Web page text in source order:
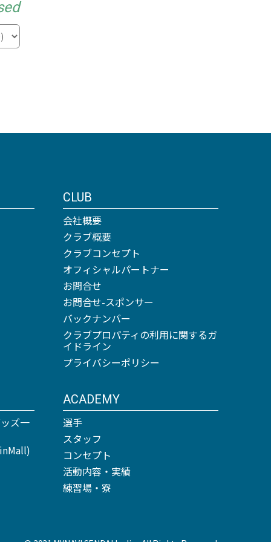
ズ一
ACADEMY
選手
スタッフ
コンセプト
活動内容・実績
練習場・寮
CLUB
会社概要
クラブ概要
クラブコンセプト
オフィシャルパートナー
お問合せ
お問合せ-スポンサー
バックナンバー
クラブプロパティの利用に関するガ
イドライン
プライバシーポリシー